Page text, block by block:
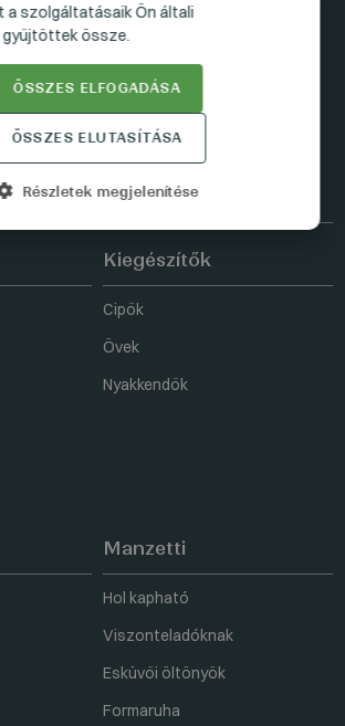
kapcsolatban
INSTAGRAM LINKEDIN
Kiegészítők
Cipők
Övek
Nyakkendők
Manzetti
Hol kapható
Viszonteladóknak
Esküvői öltönyök
Formaruha
a szolgáltatásaik Ön általi
össze.
ÖSSZES ELFOGADÁSA
ÖSSZES ELUTASÍTÁSA
Részletek megjelenítése